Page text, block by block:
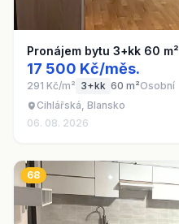
Pronájem bytu 3+kk 60 m²
17 500 Kč/měs.
291 Kč/m² 3+kk 60 m²Osobní
Cihlářská, Blansko
06. 08. 2026
68